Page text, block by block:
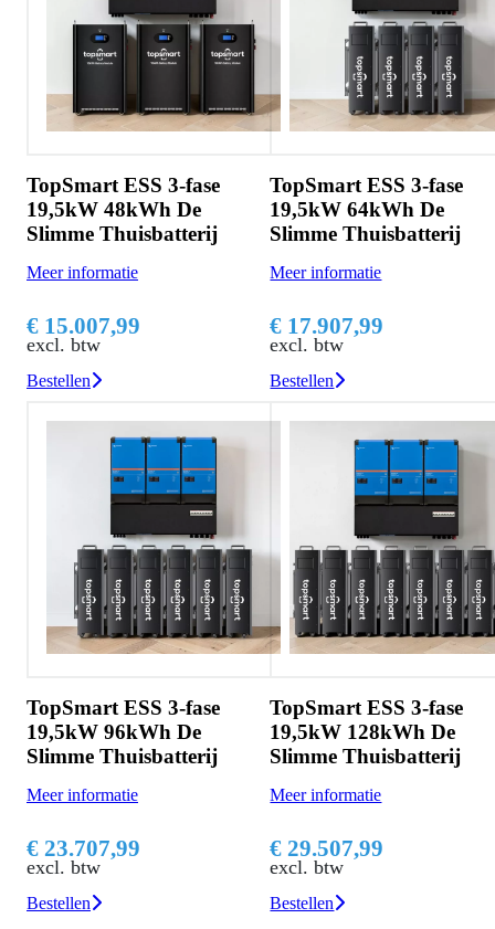
TopSmart ESS 3-fase
19,5kW 48kWh De
Slimme Thuisbatterij
Meer informatie
€ 15.007,99
excl. btw
Bestellen
TopSmart ESS 3-fase
19,5kW 64kWh De
Slimme Thuisbatterij
Meer informatie
€ 17.907,99
excl. btw
Bestellen
TopSmart ESS 3-fase
19,5kW 96kWh De
Slimme Thuisbatterij
Meer informatie
€ 23.707,99
excl. btw
Bestellen
TopSmart ESS 3-fase
19,5kW 128kWh De
Slimme Thuisbatterij
Meer informatie
€ 29.507,99
excl. btw
Bestellen